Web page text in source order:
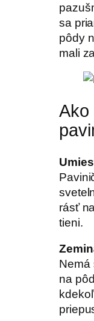
sa
pôdy
mali
Ako
rásť
tieni.
Nemá
na